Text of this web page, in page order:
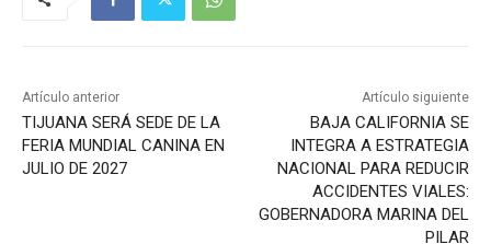
Artículo anterior
TIJUANA SERÁ SEDE DE LA
FERIA MUNDIAL CANINA EN
JULIO DE 2027
Artículo siguiente
BAJA CALIFORNIA SE
INTEGRA A ESTRATEGIA
NACIONAL PARA REDUCIR
ACCIDENTES VIALES:
GOBERNADORA MARINA DEL
PILAR